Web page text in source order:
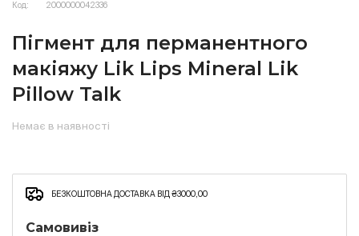
Код: 2000000042336
Пігмент для перманентного
макіяжу Lik Lips Mineral Lik
Pillow Talk
Немає в наявності
БЕЗКОШТОВНА ДОСТАВКА ВІД ₴3000,00
Самовивіз